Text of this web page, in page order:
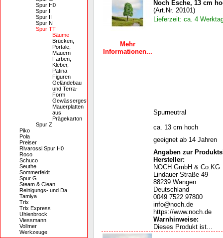
Spur H0
Spur I
Spur II
Spur N
Spur TT
Bäume
Brücken,
Portale,
Mauern
Farben,
Kleber,
Patina
Figuren
Geländebau
und Terra-
Form
Gewässergestaltung
Mauerplatten
aus
Prägekarton
Spur Z
Piko
Pola
Preiser
Rivarossi Spur H0
Roco
Schuco
Seuthe
Sommerfeldt
Spur G
Steam & Clean
Reinigungs- und Da
Tamiya
Trix
Trix Express
Uhlenbrock
Viessmann
Vollmer
Werkzeuge
Mehr
Informationen...
Noch Esche, 13 cm
(Art.Nr. 20101)
Lieferzeit: ca. 4
Spurneutral
ca. 13 cm hoch
geeignet ab 14 Jahren
Angaben zur
Hersteller:
NOCH GmbH & Co.KG
Lindauer Straße 49
88239 Wangen
Deutschland
0049 7522 97800
info@noch.de
https://www.noch.de
Warnhinweise:
Dieses Produkt ist...